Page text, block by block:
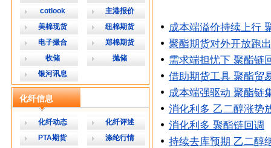
cotlook
主港报价
美棉现货
纽棉期货
电子撮合
郑棉期货
收储
抛储
银河讯息
化纤信息
化纤动态
化纤评述
PTA期货
涤纶行情
成本端溢价持续上行
聚酯期货对外开放跑
需求端担忧下 聚酯链
借助期货工具 聚酯贸
成本端强驱动 聚酯链
消化利多 乙二醇涨势
消化利多 聚酯链回调
持续去库预期 乙二醇